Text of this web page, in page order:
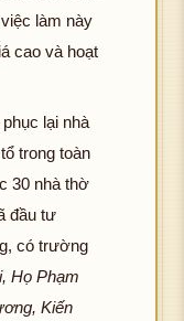
làm này
cao và hoạt
lại nhà
trong toàn
30 nhà thờ
đầu tư
có trường
Họ Phạm
Kiến